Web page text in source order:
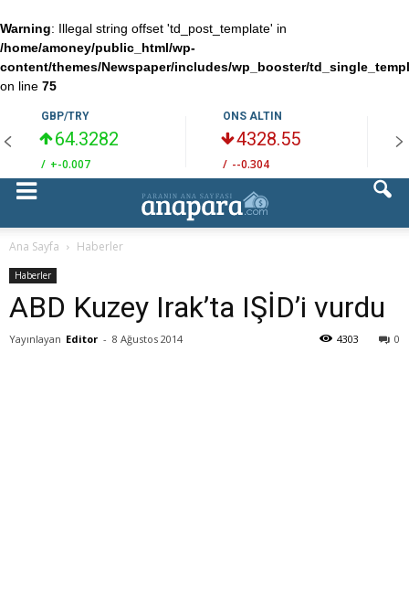
Warning: Illegal string offset 'td_post_template' in
/home/amoney/public_html/wp-
content/themes/Newspaper/includes/wp_booster/
on line 75
GBP/TRY
64.3282
/ +-0.007
ONS ALTIN
4328.55
/ --0.304
Ana Sayfa Haberler
Haberler
ABD Kuzey Irak’ta IŞİD’i vurdu
Yayınlayan Editor - 8 Ağustos 2014 0
4303